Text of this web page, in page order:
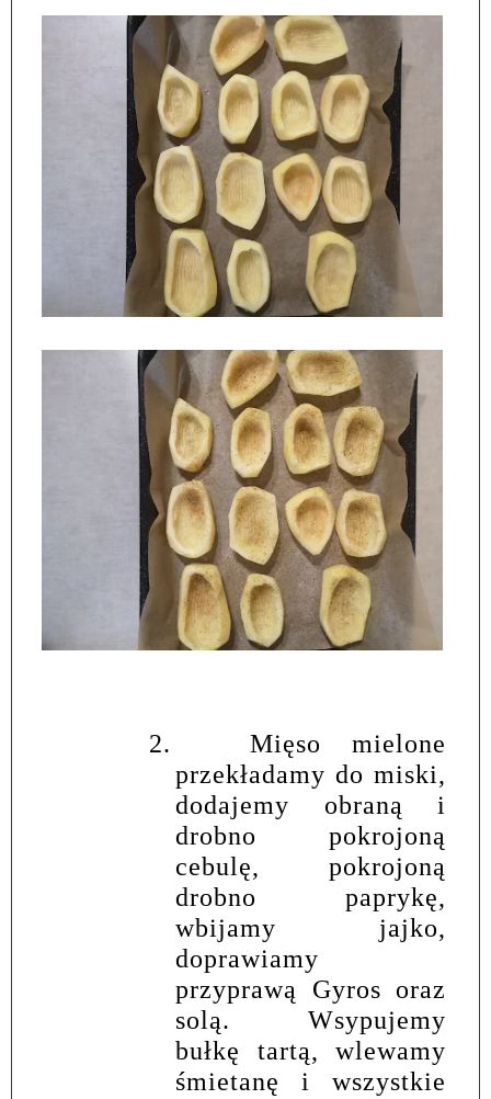
2.
Mięso mielone
przekładamy do miski,
dodajemy obraną i
drobno pokrojoną
cebulę, pokrojoną
drobno paprykę,
wbijamy jajko,
doprawiamy
przyprawą Gyros oraz
solą. Wsypujemy
bułkę tartą, wlewamy
śmietanę i wszystkie